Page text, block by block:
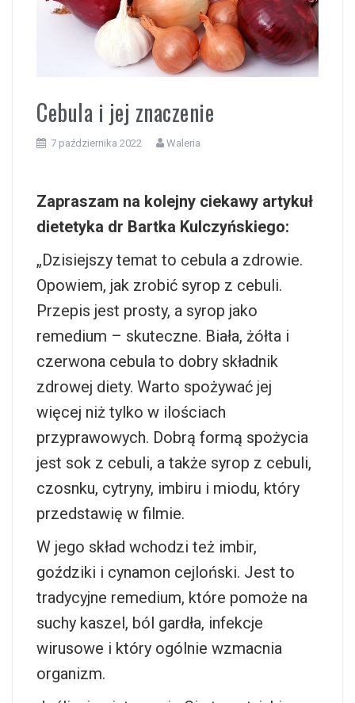
Cebula i jej znaczenie
7 października 2022 Waleria
Zapraszam na kolejny ciekawy artykuł
dietetyka dr Bartka Kulczyńskiego:
„Dzisiejszy temat to cebula a zdrowie.
Opowiem, jak zrobić syrop z cebuli.
Przepis jest prosty, a syrop jako
remedium – skuteczne. Biała, żółta i
czerwona cebula to dobry składnik
zdrowej diety. Warto spożywać jej
więcej niż tylko w ilościach
przyprawowych. Dobrą formą spożycia
jest sok z cebuli, a także syrop z cebuli,
czosnku, cytryny, imbiru i miodu, który
przedstawię w filmie.
W jego skład wchodzi też imbir,
goździki i cynamon cejloński. Jest to
tradycyjne remedium, które pomoże na
suchy kaszel, ból gardła, infekcje
wirusowe i który ogólnie wzmacnia
organizm.